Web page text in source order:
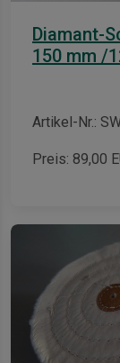
Diamant-
150 mm /
Artikel-Nr.:
Preis: 89,00